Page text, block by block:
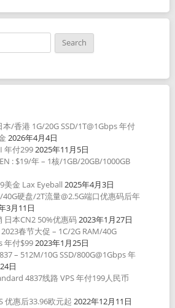
/香港 1G/20G SSD/1T@1Gbps 年付
2026年4月4日
年付2992025年11月5日
: $19/年 – 1核/1GB/20GB/1000GB
美金 Lax Eyeball 2025年4月3日
硬盘/2T流量@2.5G端口优惠码后年
3月11日
日本CN2 50%优惠码2023年1月27日
春节大促 – 1C/2G RAM/40G
年付$992023年1月25日
– 512M/10G SSD/800G@1Gbps 年
日
4837线路 VPS 年付199人民币
优惠后33.96欧元起 2022年12月11日